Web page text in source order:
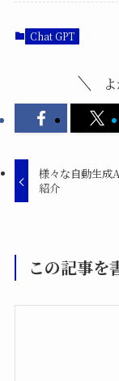
Chat GPT
様々な自動生成
紹介
この記事を